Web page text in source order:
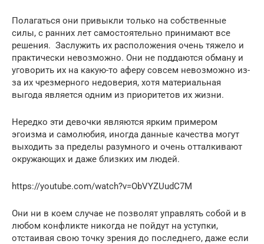
Полагаться они привыкли только на собственные
силы, с ранних лет самостоятельно принимают все
решения. Заслужить их расположения очень тяжело и
практически невозможно. Они не поддаются обману и
уговорить их на какую-то аферу совсем невозможно из-
за их чрезмерного недоверия, хотя материальная
выгода является одним из приоритетов их жизни.
Нередко эти девочки являются ярким примером
эгоизма и самолюбия, иногда данные качества могут
выходить за пределы разумного и очень отталкивают
окружающих и даже близких им людей.
https://youtube.com/watch?v=ObVYZUudC7M
Они ни в коем случае не позволят управлять собой и в
любом конфликте никогда не пойдут на уступки,
отстаивая свою точку зрения до последнего, даже если